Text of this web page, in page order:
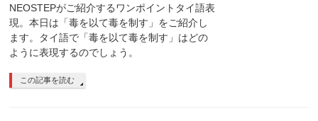
NEOSTEPがご紹介するワンポイントタイ語表
現。本日は「毒を以て毒を制す」をご紹介し
ます。タイ語で「毒を以て毒を制す」はどの
ように表現するのでしょう。
この記事を読む